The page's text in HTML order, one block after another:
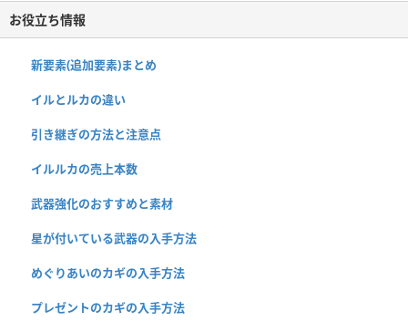
お役立ち情報
新要素(追加要素)まとめ
イルとルカの違い
引き継ぎの方法と注意点
イルルカの売上本数
武器強化のおすすめと素材
星が付いている武器の入手方法
めぐりあいのカギの入手方法
プレゼントのカギの入手方法